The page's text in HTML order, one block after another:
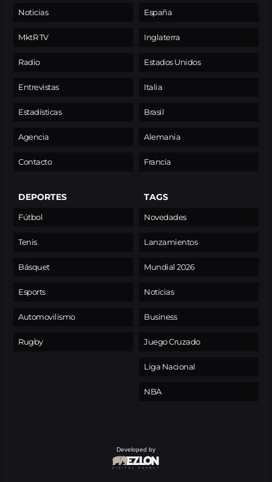
Noticias
MktR TV
Radio
Entrevistas
Estadísticas
Agencia
Contacto
España
Inglaterra
Estados Unidos
Italia
Brasil
Alemania
Francia
DEPORTES
Fútbol
Tenis
Básquet
Esports
Automovilismo
Rugby
TAGS
Novedades
Lanzamientos
Mundial 2026
Noticias
Business
Juego Cruzado
Liga Nacional
NBA
Developed by